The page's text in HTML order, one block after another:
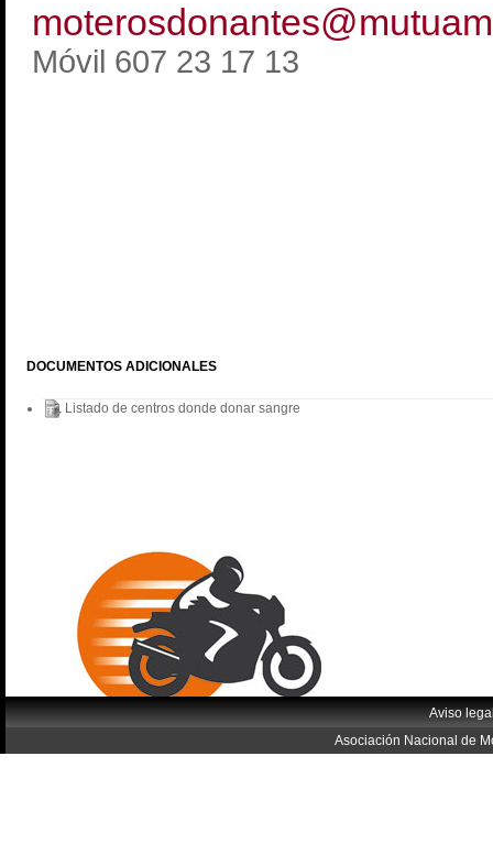
Móvil 607 23 17 13
DOCUMENTOS ADICIONALES
Listado de centros donde donar sangre
Aviso
Asociación Nacional de